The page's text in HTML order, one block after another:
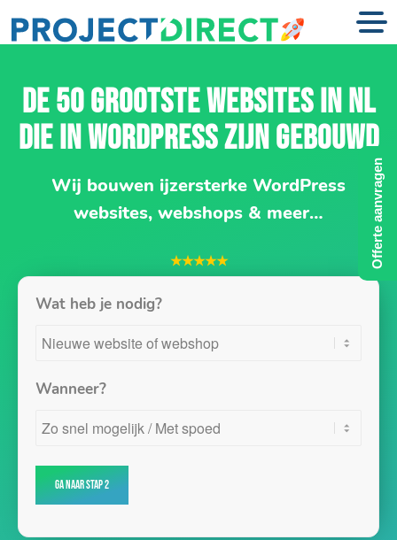
DE 50 GROOTSTE WEBSITES IN NL
DIE IN WORDPRESS ZIJN GEBOUWD
Wij bouwen ijzersterke WordPress
websites, webshops & meer…
★★★★★
Wat heb je nodig?
Wanneer?
Offerte aanvragen